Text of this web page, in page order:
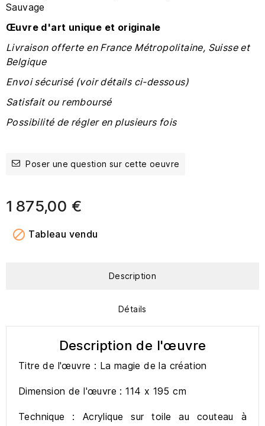
Sauvage
Œuvre d'art unique et originale
Livraison offerte en France Métropolitaine, Suisse et
Belgique
Envoi sécurisé (voir détails ci-dessous)
Satisfait ou remboursé
Possibilité de régler en plusieurs fois
Poser une question sur cette oeuvre
1 875,00 €
 Tableau vendu
Description
Détails
Description de l'œuvre
Titre de l'œuvre : La magie de la création
Dimension de l'œuvre : 114 x 195 cm
Technique : Acrylique sur toile au couteau à